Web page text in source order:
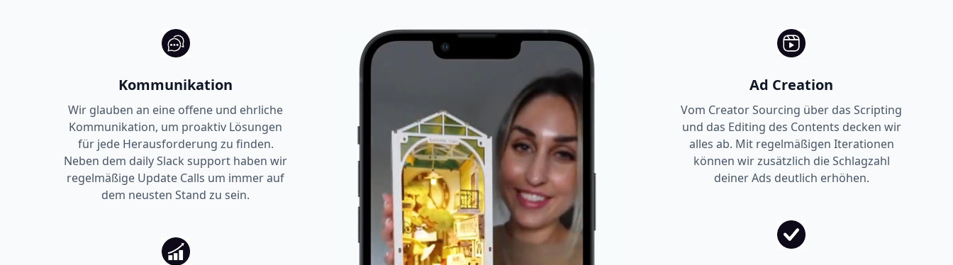
Kommunikation
Wir glauben an eine offene und ehrliche
Kommunikation, um proaktiv Lösungen
für jede Herausforderung zu finden.
Neben dem daily Slack support haben wir
regelmäßige Update Calls um immer auf
dem neusten Stand zu sein.
Ad Creation
Vom Creator Sourcing über das Scripting
und das Editing des Contents decken wir
alles ab. Mit regelmäßigen Iterationen
können wir zusätzlich die Schlagzahl
deiner Ads deutlich erhöhen.